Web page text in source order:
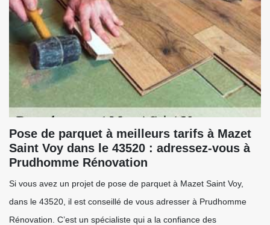
Pose de parquet à meilleurs tarifs à Mazet
Saint Voy dans le 43520 : adressez-vous à
Prudhomme Rénovation
Si vous avez un projet de pose de parquet à Mazet Saint Voy,
dans le 43520, il est conseillé de vous adresser à Prudhomme
Rénovation. C’est un spécialiste qui a la confiance des